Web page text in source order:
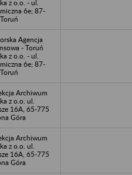
z o.o. - ul.
6e; 87-
Agencja
- Toruń
z o.o. - ul.
6e; 87-
Archiwum
z o.o. ul.
16A, 65-775
Góra
Archiwum
z o.o. ul.
16A, 65-775
Góra